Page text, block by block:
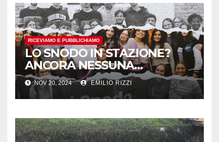
RICEVIAMO E PUBBLICHIAMO
LO SNODO IN STAZIONE?
ANCORA NESSUNA
RISPOSTA
NOV 20, 2024 EMILIO RIZZI